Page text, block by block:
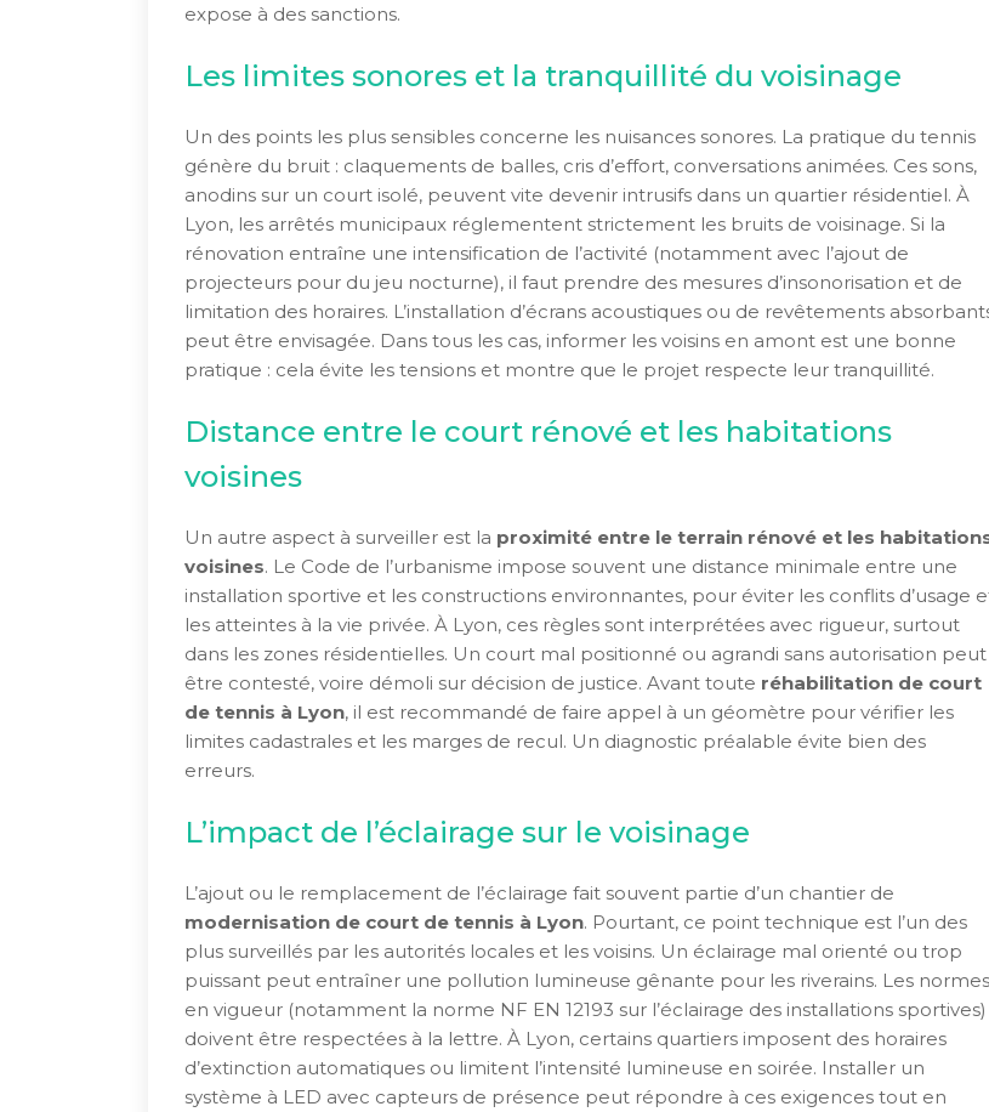
expose à des sanctions.
Les limites sonores et la tranquillité du voisinage
Un des points les plus sensibles concerne les nuisances sonores. La pratique du tennis
génère du bruit : claquements de balles, cris d’effort, conversations animées. Ces sons,
anodins sur un court isolé, peuvent vite devenir intrusifs dans un quartier résidentiel. À
Lyon, les arrêtés municipaux réglementent strictement les bruits de voisinage. Si la
rénovation entraîne une intensification de l’activité (notamment avec l’ajout de
projecteurs pour du jeu nocturne), il faut prendre des mesures d’insonorisation et de
limitation des horaires. L’installation d’écrans acoustiques ou de revêtements
peut être envisagée. Dans tous les cas, informer les voisins en amont est une bonne
pratique : cela évite les tensions et montre que le projet respecte leur tranquillité.
Distance entre le court rénové et les habitations
voisines
Un autre aspect à surveiller est la proximité entre le terrain rénové et les
voisines. Le Code de l’urbanisme impose souvent une distance minimale entre une
installation sportive et les constructions environnantes, pour éviter les conflits d’usage
les atteintes à la vie privée. À Lyon, ces règles sont interprétées avec rigueur, surtout
dans les zones résidentielles. Un court mal positionné ou agrandi sans autorisation peut
être contesté, voire démoli sur décision de justice. Avant toute réhabilitation de court
de tennis à Lyon, il est recommandé de faire appel à un géomètre pour vérifier les
limites cadastrales et les marges de recul. Un diagnostic préalable évite bien des
erreurs.
L’impact de l’éclairage sur le voisinage
L’ajout ou le remplacement de l’éclairage fait souvent partie d’un chantier de
modernisation de court de tennis à Lyon. Pourtant, ce point technique est l’un des
plus surveillés par les autorités locales et les voisins. Un éclairage mal orienté ou trop
puissant peut entraîner une pollution lumineuse gênante pour les riverains. Les normes
en vigueur (notamment la norme NF EN 12193 sur l’éclairage des installations sportives)
doivent être respectées à la lettre. À Lyon, certains quartiers imposent des horaires
d’extinction automatiques ou limitent l’intensité lumineuse en soirée. Installer un
système à LED avec capteurs de présence peut répondre à ces exigences tout en